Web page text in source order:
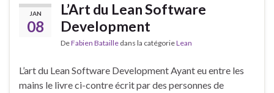
JAN
08
L’Art du Lean Software
Development
DeFabien Bataille dans la catégorieLean
L’art du Lean Software Development Ayant eu entre les
mains le livre ci-contre écrit par des personnes de